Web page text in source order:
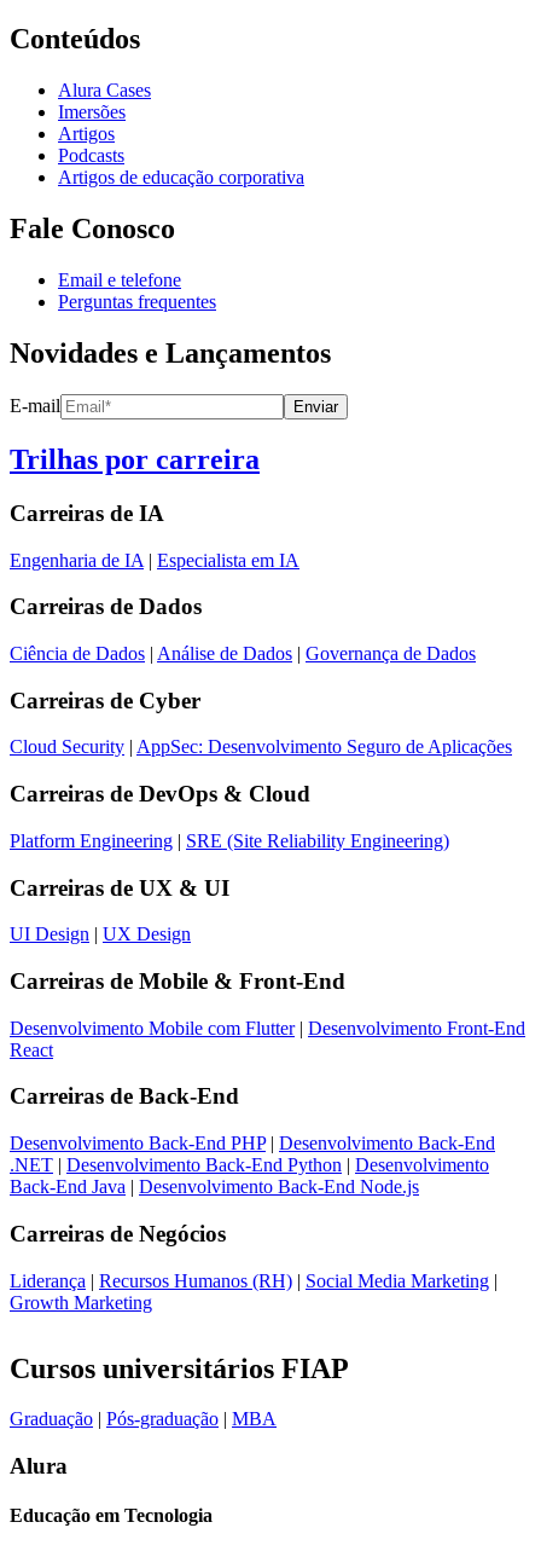
Conteúdos
Alura Cases
Imersões
Artigos
Podcasts
Artigos de educação corporativa
Fale Conosco
Email e telefone
Perguntas frequentes
Novidades e Lançamentos
E-mail Enviar
Trilhas por carreira
Carreiras de IA
Engenharia de IA | Especialista em IA
Carreiras de Dados
Ciência de Dados | Análise de Dados | Governança de Dados
Carreiras de Cyber
Cloud Security | AppSec: Desenvolvimento Seguro de Aplicações
Carreiras de DevOps & Cloud
Platform Engineering | SRE (Site Reliability Engineering)
Carreiras de UX & UI
UI Design | UX Design
Carreiras de Mobile & Front-End
Desenvolvimento Mobile com Flutter| Desenvolvimento Front-End
React
Carreiras de Back-End
Desenvolvimento Back-End PHP| Desenvolvimento Back-End
.NET | Desenvolvimento Back-End Python | Desenvolvimento
Back-End Java | Desenvolvimento Back-End Node.js
Carreiras de Negócios
Liderança | Recursos Humanos (RH) | Social Media Marketing |
Growth Marketing
Cursos universitários FIAP
Graduação Pós-graduação MBA
Alura
Educação em Tecnologia